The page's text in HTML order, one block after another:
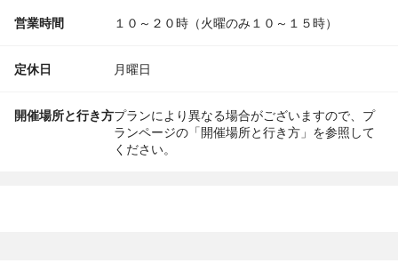
営業時間 １０～２０時（火曜のみ１０～１５時）
定休日 月曜日
開催場所と行き方プランにより異なる場合がございますので、プ
ランページの「開催場所と行き方」を参照して
ください。